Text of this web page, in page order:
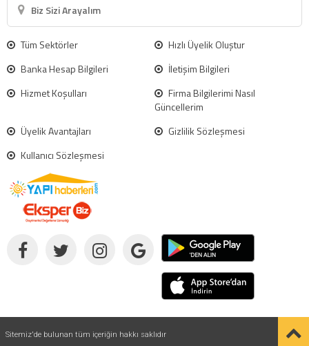
Biz Sizi Arayalım
Tüm Sektörler
Hızlı Üyelik Oluştur
Banka Hesap Bilgileri
İletişim Bilgileri
Hizmet Koşulları
Firma Bilgilerimi Nasıl
Güncellerim
Üyelik Avantajları
Gizlilik Sözleşmesi
Kullanıcı Sözleşmesi
Sitemiz'de bulunan tüm içeriğin hakkı saklıdır